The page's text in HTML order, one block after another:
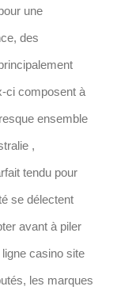
une
des
ci composent à
ensemble
,
tendu pour
se délectent
avant à piler
casino site
les marques